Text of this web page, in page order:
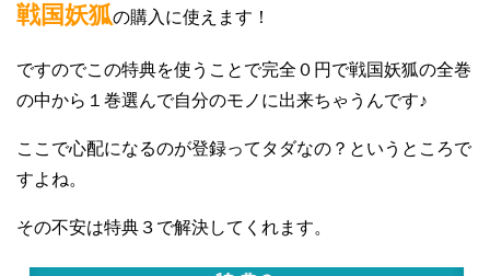
戦国妖狐の購入に使えます！
ですのでこの特典を使うことで完全０円で戦国妖狐の全巻
の中から１巻選んで自分のモノに出来ちゃうんです♪
ここで心配になるのが登録ってタダなの？というところで
すよね。
その不安は特典３で解決してくれます。